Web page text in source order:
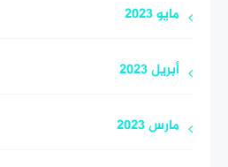
مايو 2023
أبريل 2023
مارس 2023